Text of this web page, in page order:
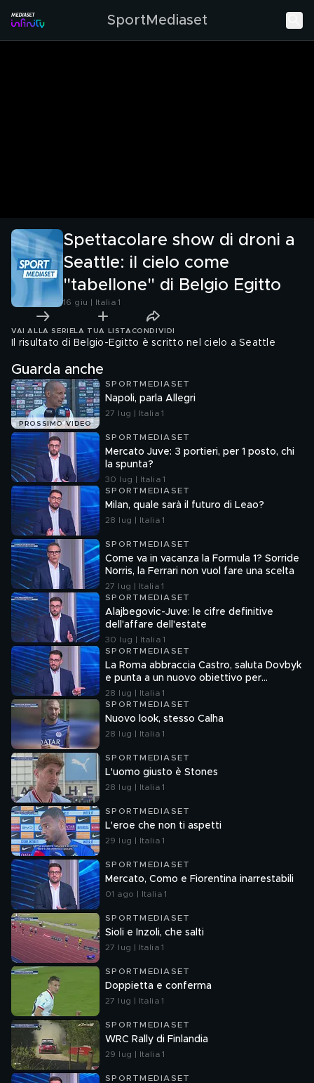
SportMediaset
Spettacolare show di droni a
Seattle: il cielo come
"tabellone" di Belgio Egitto
16 giu | Italia 1
VAI ALLA SERIE LA TUA LISTA CONDIVIDI
Il risultato di Belgio-Egitto è scritto nel cielo a Seattle
Guarda anche
PROSSIMO VIDEO
SPORTMEDIASET
Napoli, parla Allegri
27 lug | Italia 1
SPORTMEDIASET
Mercato Juve: 3 portieri, per 1 posto, chi
la spunta?
30 lug | Italia 1
SPORTMEDIASET
Milan, quale sarà il futuro di Leao?
28 lug | Italia 1
SPORTMEDIASET
Come va in vacanza la Formula 1? Sorride
Norris, la Ferrari non vuol fare una scelta
27 lug | Italia 1
SPORTMEDIASET
Alajbegovic-Juve: le cifre definitive
dell'affare dell'estate
30 lug | Italia 1
SPORTMEDIASET
La Roma abbraccia Castro, saluta Dovbyk
e punta a un nuovo obiettivo per
l'attacco
28 lug | Italia 1
SPORTMEDIASET
Nuovo look, stesso Calha
28 lug | Italia 1
SPORTMEDIASET
L'uomo giusto è Stones
28 lug | Italia 1
SPORTMEDIASET
L'eroe che non ti aspetti
29 lug | Italia 1
SPORTMEDIASET
Mercato, Como e Fiorentina inarrestabili
01 ago | Italia 1
SPORTMEDIASET
Sioli e Inzoli, che salti
27 lug | Italia 1
SPORTMEDIASET
Doppietta e conferma
27 lug | Italia 1
SPORTMEDIASET
WRC Rally di Finlandia
29 lug | Italia 1
SPORTMEDIASET